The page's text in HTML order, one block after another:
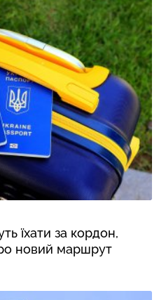
їхати за кордон,
новий маршрут